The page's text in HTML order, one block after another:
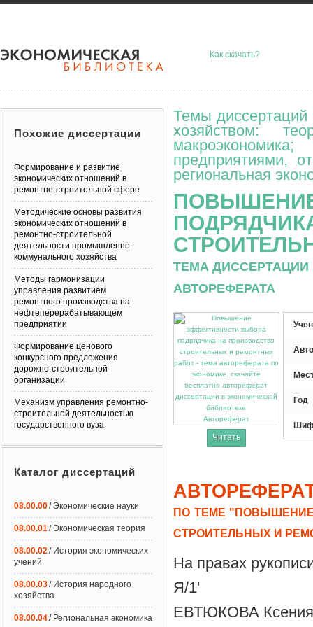
Как скачать?
Темы диссертаций
хозяйством:
предприятиями,
региональная
ТЕМА
АВТОРЕФЕРАТА
Автореферат
Читать
Год
ПО ТЕМЕ
СТРОИТЕЛЬНЫХ И
На правах
Я/1'
ЕВТЮКОВА Ксения
Похожие диссертации
Формирование и развитие
экономических отношений в
ремонтно-строительной сфере
Методические основы развития
экономических отношений в
ремонтно-строительной
деятельности промышленно-
коммунального хозяйства
Методы гармонизации
управления развитием
ремонтного производства на
нефтеперерабатывающем
предприятии
Формирование ценового
конкурсного предложения
дорожно-строительной
организации
Механизм управления ремонтно-
строительной деятельностью
государственного вуза
Каталог диссертаций
08.00.00/ Экономические науки
08.00.01/ Экономическая теория
08.00.02/ История экономических
учений
08.00.03/ История народного
хозяйства
08.00.04/ Региональная экономика